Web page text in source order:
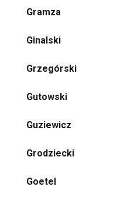
Gramza
Ginalski
Grzegórski
Gutowski
Guziewicz
Grodziecki
Goetel